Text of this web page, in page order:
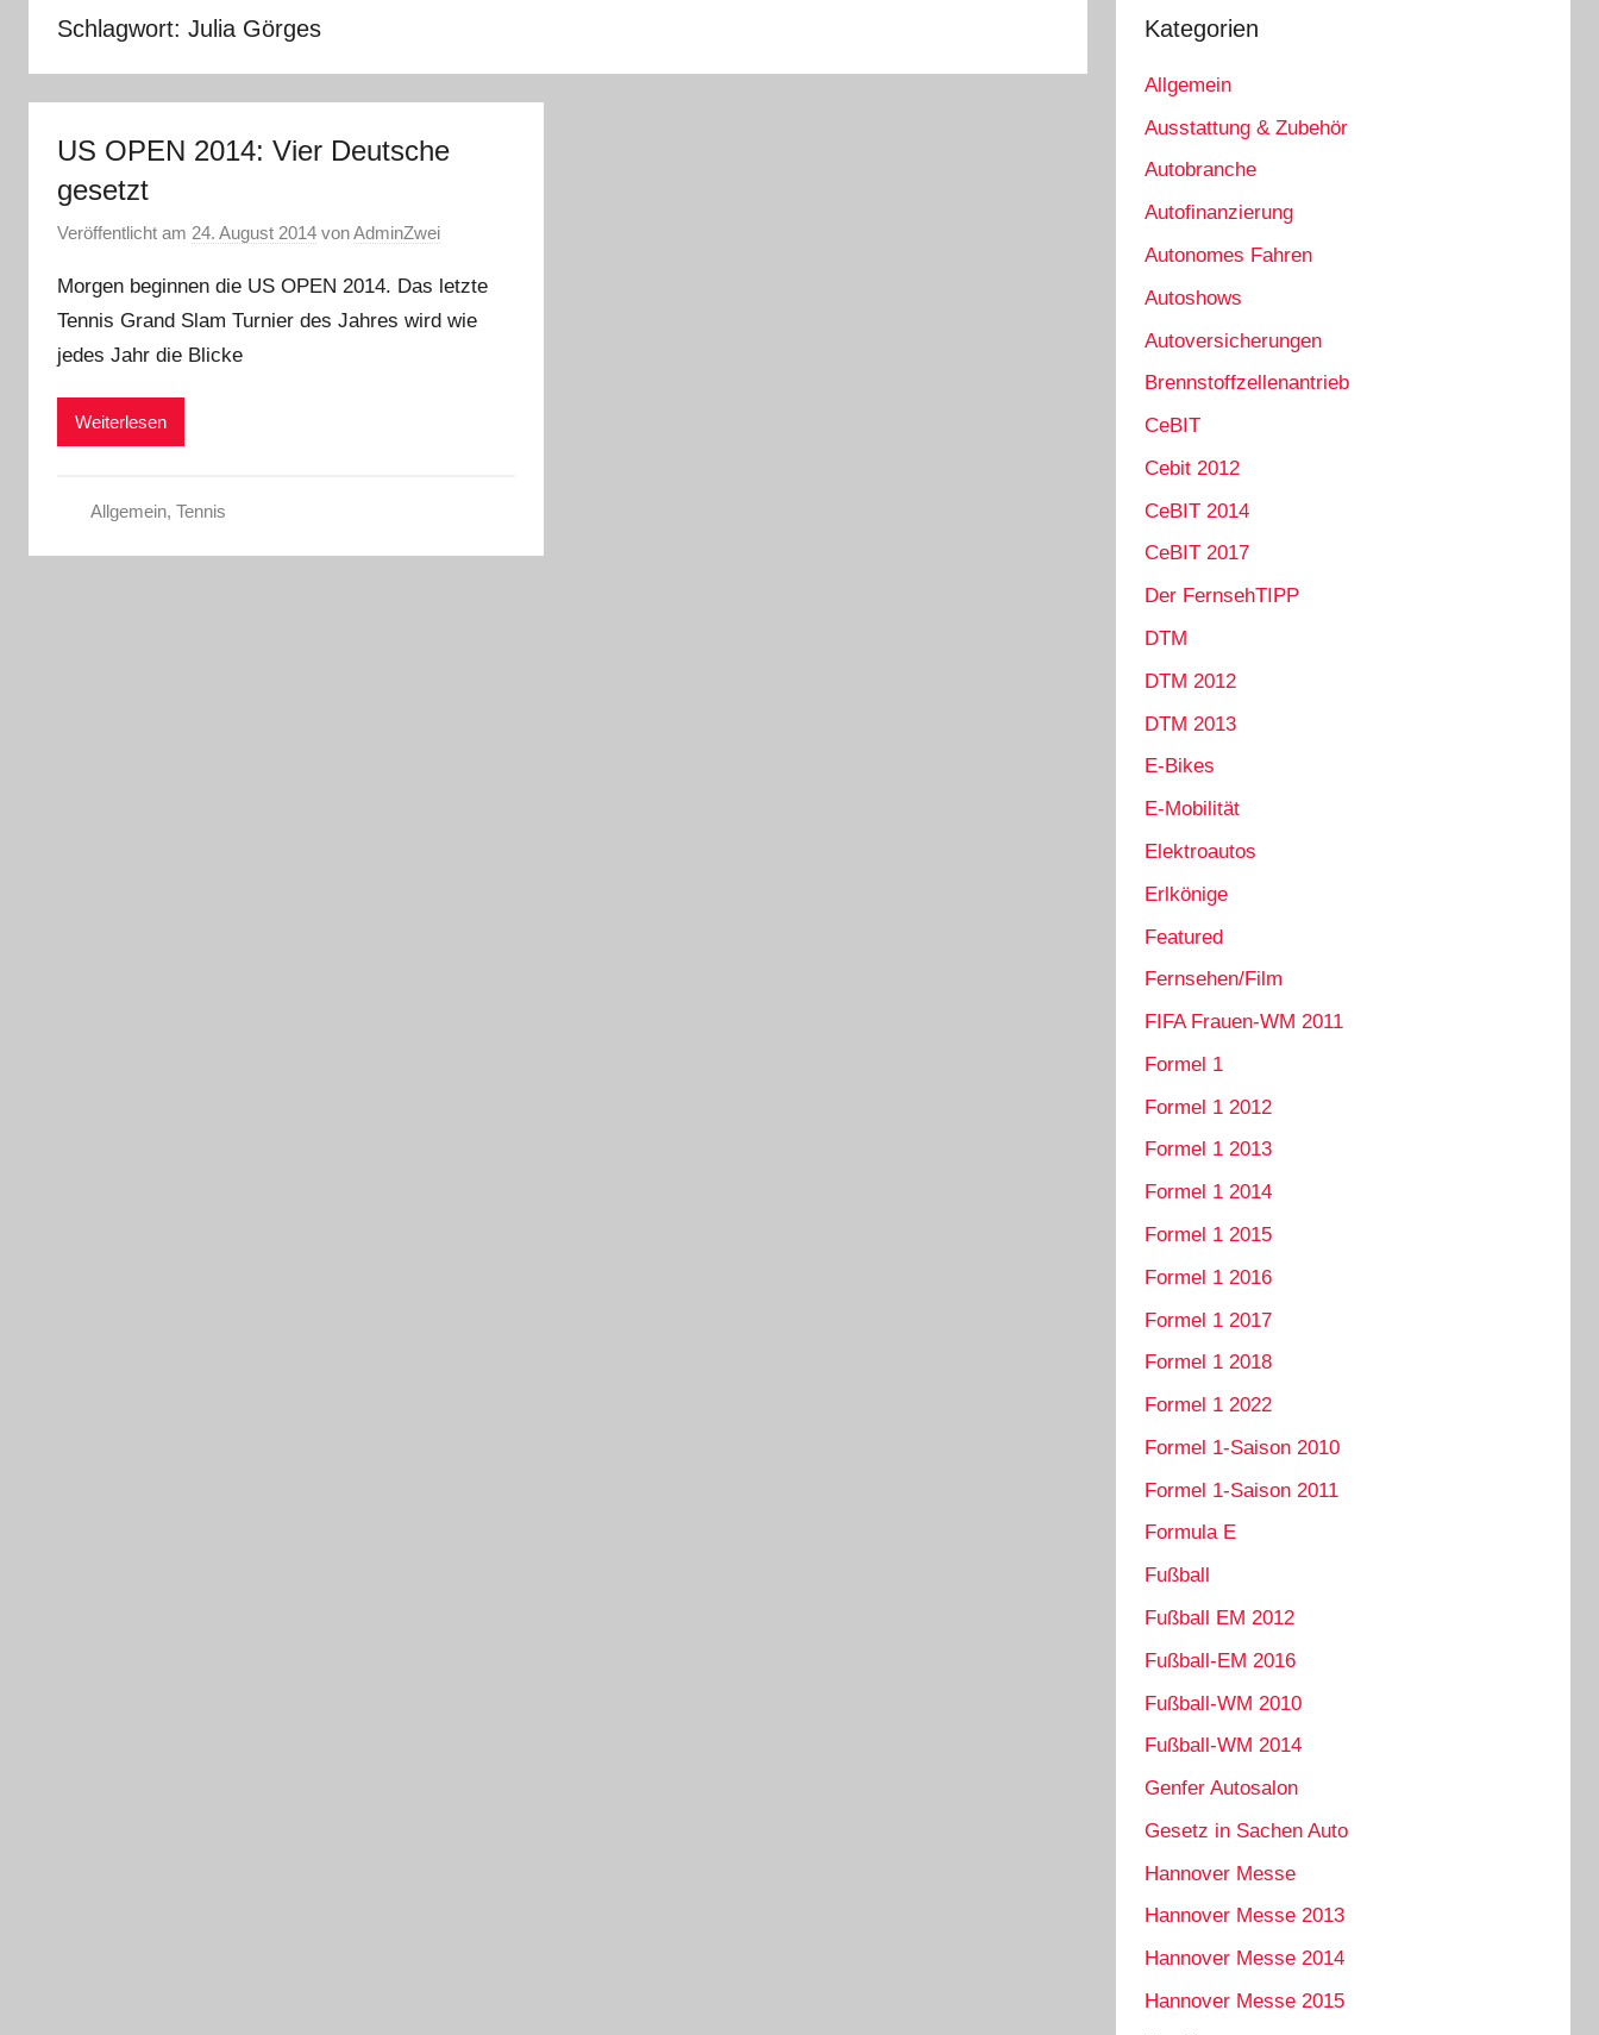
Schlagwort: Julia Görges
US OPEN 2014: Vier Deutsche
gesetzt
Veröffentlicht am 24. August 2014 vonAdminZwei
Morgen beginnen die US OPEN 2014. Das letzte
Tennis Grand Slam Turnier des Jahres wird wie
jedes Jahr die Blicke
Weiterlesen
Allgemein, Tennis
Kategorien
Allgemein
Ausstattung & Zubehör
Autobranche
Autofinanzierung
Autonomes Fahren
Autoshows
Autoversicherungen
Brennstoffzellenantrieb
CeBIT
Cebit 2012
CeBIT 2014
CeBIT 2017
Der FernsehTIPP
DTM
DTM 2012
DTM 2013
E-Bikes
E-Mobilität
Elektroautos
Erlkönige
Featured
Fernsehen/Film
FIFA Frauen-WM 2011
Formel 1
Formel 1 2012
Formel 1 2013
Formel 1 2014
Formel 1 2015
Formel 1 2016
Formel 1 2017
Formel 1 2018
Formel 1 2022
Formel 1-Saison 2010
Formel 1-Saison 2011
Formula E
Fußball
Fußball EM 2012
Fußball-EM 2016
Fußball-WM 2010
Fußball-WM 2014
Genfer Autosalon
Gesetz in Sachen Auto
Hannover Messe
Hannover Messe 2013
Hannover Messe 2014
Hannover Messe 2015